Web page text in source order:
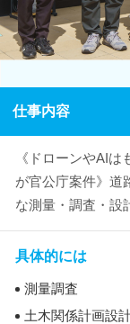
仕事内容
《ドローンやAI
が官公庁案件》道
な測量・調査・設
具体的には
測量調査
土木関係計画設